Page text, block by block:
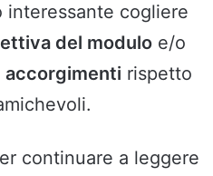
interessante cogliere
del modulo e/o
accorgimenti rispetto
continuare a leggere